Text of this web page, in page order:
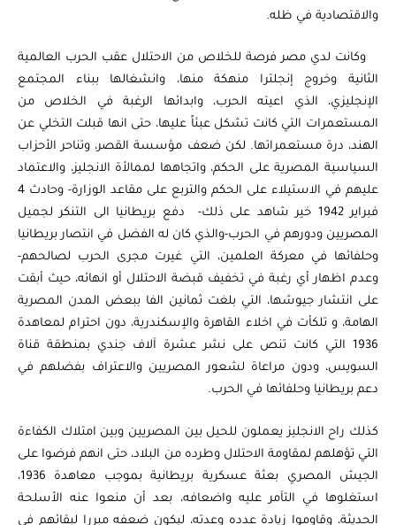
والاقتصادية في ظله.
وكانت لدي مصر فرصة للخلاص من الاحتلال عقب الحرب العالمية
الثانية وخروج إنجلترا منهكة منها، وانشغالها ببناء المجتمع
الإنجليزي، الذي اعيته الحرب، وابدائها الرغبة في الخلاص من
المستعمرات التي كانت تشكل عبئاً عليها، حتى انها قبلت التخلي عن
الهند، درة مستعمراتها. لكن ضعف مؤسسة القصر، وتناحر الأحزاب
السياسية المصرية على الحكم، واتجاهها لممالأة الانجليز، والاعتماد
عليهم في الاستيلاء على الحكم والتربع على مقاعد الوزارة- وحادث 4
فبراير 1942 خير شاهد على ذلك- دفع بريطانيا الى التنكر لجميل
المصريين ودورهم في الحرب-والذي كان له الفضل في انتصار بريطانيا
وحلفائها في معركة العلمين، التي غيرت مجرى الحرب لصالحهم-
وعدم اظهار أي رغبة في تخفيف قبضة الاحتلال أو انهائه، حيث أبقت
على انتشار جيوشها، التي بلغت ثمانين الفا ببعض المدن المصرية
الهامة، و تلكأت في اخلاء القاهرة والإسكندرية، دون احترام لمعاهدة
1936 التي كانت تنص على نشر عشرة آلاف جندي بمنطقة قناة
السويس، ودون مراعاة لشعور المصريين والاعتراف بفضلهم في
دعم بريطانيا وحلفائها في الحرب.
كذلك راح الانجليز يعملون للحيل بين المصريين وبين امتلاك الكفاءة
التي تؤهلهم لمقاومة الاحتلال وطرده من البلاد، حتى انهم فرضوا على
الجيش المصري بعثة عسكرية بريطانية بموجب معاهدة 1936،
استغلوها في التآمر عليه واضعافه، بعد أن منعوا عنه الأسلحة
الحديثة، وقاوموا زيادة عدده وعدته، ليكون ضعفه مبررا لبقائهم في